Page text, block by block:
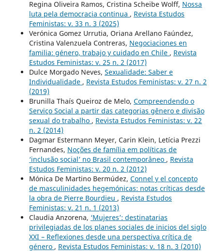
Regina Oliveira Ramos, Cristina Scheibe Wolff, Nossa
luta pela democracia continua , Revista Estudos
Feministas: v. 33 n. 3 (2025)
Verónica Gomez Urrutia, Oriana Arellano Faúndez,
Cristina Valenzuela Contreras, Negociaciones en
familia: género, trabajo y cuidado en Chile , Revista
Estudos Feministas: v. 25 n. 2 (2017)
Dulce Morgado Neves, Sexualidade: Saber e
Individualidade , Revista Estudos Feministas: v. 27 n. 2
(2019)
Brunilla Thaís Queiroz de Melo, Compreendendo o
Serviço Social a partir das categorias gênero e divisão
sexual do trabalho , Revista Estudos Feministas: v. 22
n. 2 (2014)
Dagmar Estermann Meyer, Carin Klein, Letícia Prezzi
Fernandes, Noções de família em políticas de
‘inclusão social’ no Brasil contemporâneo , Revista
Estudos Feministas: v. 20 n. 2 (2012)
Mónica De Martino Bermúdez, Connel y el concepto
de masculinidades hegemónicas: notas críticas desde
la obra de Pierre Bourdieu , Revista Estudos
Feministas: v. 21 n. 1 (2013)
Claudia Anzorena, ‘Mujeres’: destinatarias
privilegiadas de los planes sociales de inicios del siglo
XXI – Reflexiones desde una perspectiva crítica de
género , Revista Estudos Feministas: v. 18 n. 3 (2010)